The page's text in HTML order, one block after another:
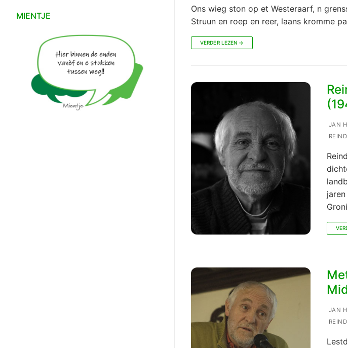
Ons wieg ston op et Westeraarf, n
Struun en roep en reer, laans kromme
VERDER LEZEN →
JAN
JAN
MIENTJE